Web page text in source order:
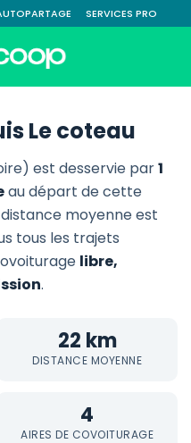
SERVICES PRO
Le coteau
est desservie par1
au départ de cette
moyenne est
tous les trajets
libre,
.
22 km
DISTANCE MOYENNE
4
AIRES DE COVOITURAGE